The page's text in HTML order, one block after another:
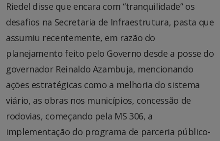
Riedel disse que encara com “tranquilidade” os
desafios na Secretaria de Infraestrutura, pasta que
assumiu recentemente, em razão do
planejamento feito pelo Governo desde a posse do
governador Reinaldo Azambuja, mencionando
ações estratégicas como a melhoria do sistema
viário, as obras nos municípios, concessão de
rodovias, começando pela MS 306, a
implementação do programa de parceria público-